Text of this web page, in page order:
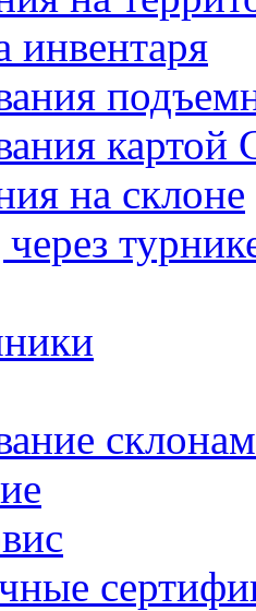
инвентаря
картой
на склоне